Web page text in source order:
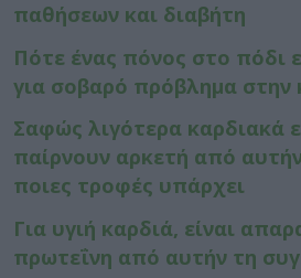
παθήσεων και διαβήτη
Πότε ένας πόνος στο πόδι
για σοβαρό πρόβλημα στην
Σαφώς λιγότερα καρδιακά
παίρνουν αρκετή από
ποιες τροφές υπάρχει
Για υγιή καρδιά, είναι
πρωτεΐνη από αυτήν τη